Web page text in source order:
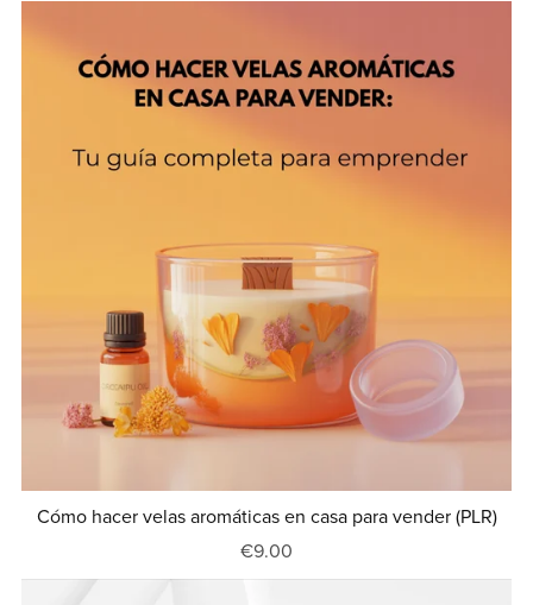
Cómo hacer velas aromáticas en casa para vender (PLR)
€9.00